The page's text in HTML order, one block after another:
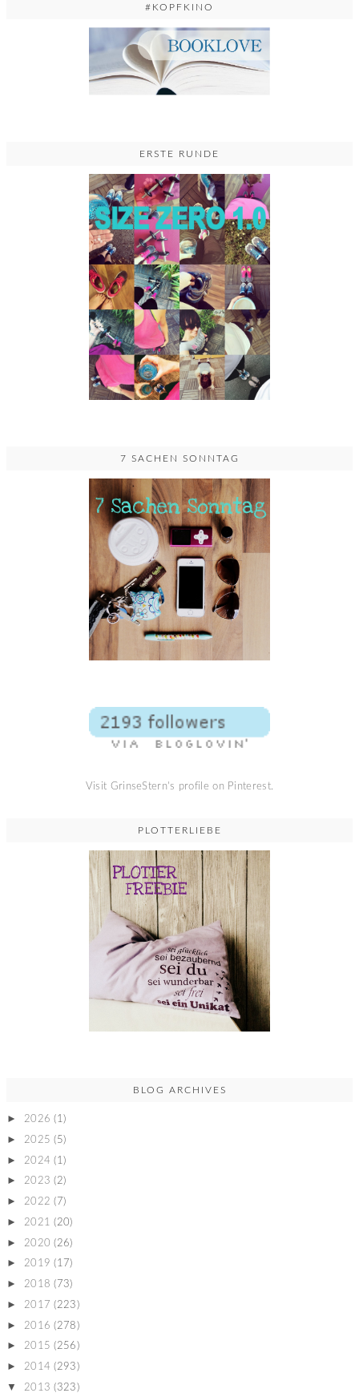
#KOPFKINO
ERSTE RUNDE
7 SACHEN SONNTAG
Visit GrinseStern's profile on Pinterest.
PLOTTERLIEBE
BLOG ARCHIVES
► 2026 (1)
► 2025 (5)
► 2024 (1)
► 2023 (2)
► 2022 (7)
► 2021 (20)
► 2020 (26)
► 2019 (17)
► 2018 (73)
► 2017 (223)
► 2016 (278)
► 2015 (256)
► 2014 (293)
▼ 2013 (323)